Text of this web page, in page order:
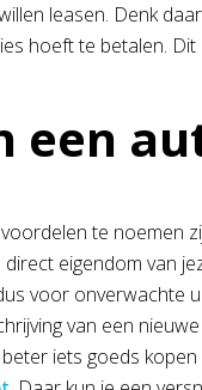
leasen. Denk
hoeft te betalen.
een
te noemen
eigendom van
voor onverwachte
van een
iets goeds